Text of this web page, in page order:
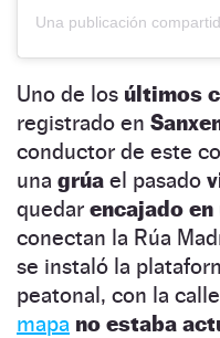
Uno de los últimos
registrado en
conductor de este
una grúa el pasado
quedar encajado
conectan la Rúa
se instaló la
peatonal, con la
mapa no estaba